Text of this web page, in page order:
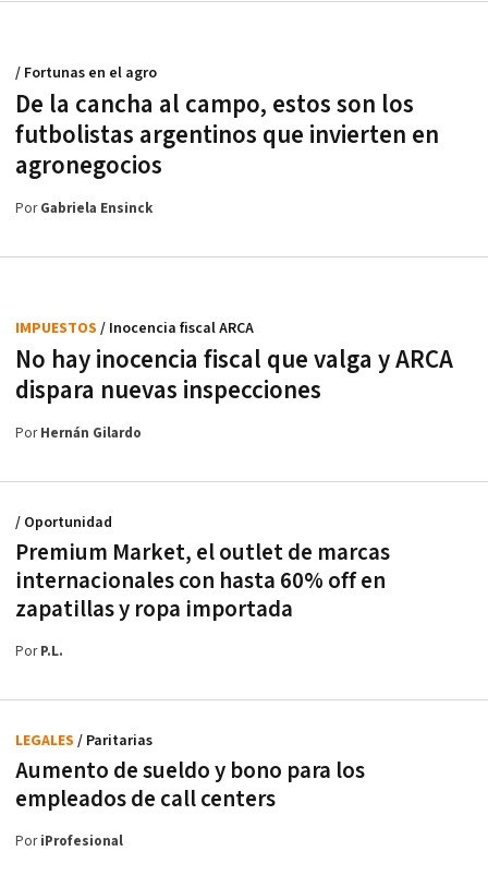
De la cancha al campo, estos son los
futbolistas argentinos que invierten en
agronegocios
/ Fortunas en el agro
PorGabriela Ensinck
No hay inocencia fiscal que valga y ARCA
dispara nuevas inspecciones
IMPUESTOS / Inocencia fiscal ARCA
PorHernán Gilardo
Premium Market, el outlet de marcas
internacionales con hasta 60% off en
zapatillas y ropa importada
/ Oportunidad
PorP.L.
Aumento de sueldo y bono para los
empleados de call centers
LEGALES / Paritarias
PoriProfesional